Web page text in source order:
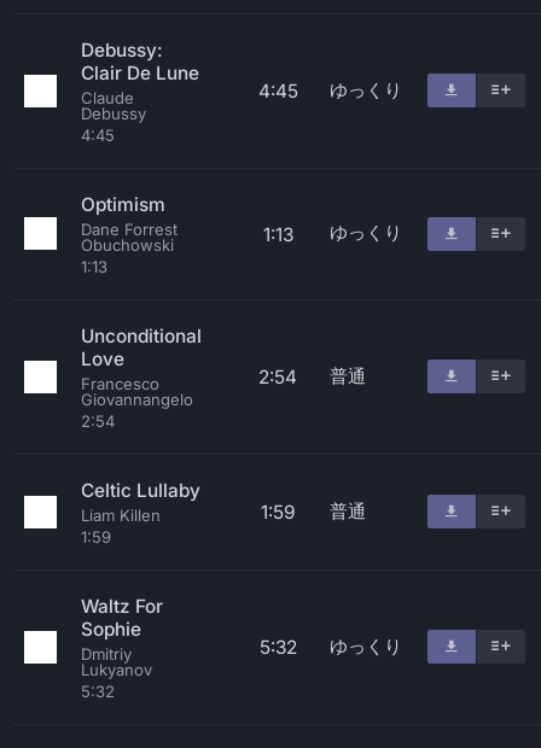
Debussy:
Clair De Lune
Claude
Debussy
4:45
4:45 ゆっくり
Optimism
Dane Forrest
Obuchowski
1:13
1:13 ゆっくり
Unconditional
Love
Francesco
Giovannangelo
2:54
2:54 普通
Celtic Lullaby
Liam Killen
1:59
1:59 普通
Waltz For
Sophie
Dmitriy
Lukyanov
5:32
5:32 ゆっくり